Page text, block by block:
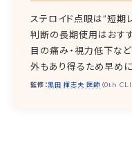
ステロイド点眼は“短期
判断の長期使用はおす
目の痛み・視力低下な
外もあり得るため早めに
監修：黒田 揮志夫 医師 （0th